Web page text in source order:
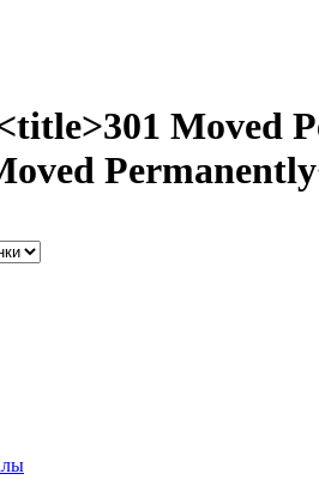
Moved